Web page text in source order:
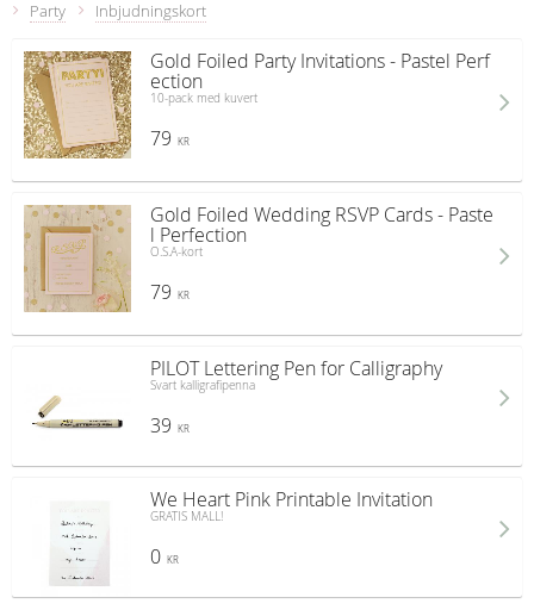
Party Inbjudningskort
Gold Foiled Party Invitations - Pastel Perf
ection
10-pack med kuvert
79 KR
Gold Foiled Wedding RSVP Cards - Paste
l Perfection
O.S.A-kort
79 KR
PILOT Lettering Pen for Calligraphy
Svart kalligrafipenna
39 KR
We Heart Pink Printable Invitation
GRATIS MALL!
0 KR